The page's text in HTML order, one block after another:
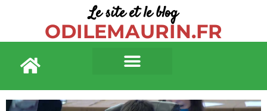
Le site et le blog
ODILEMAURIN.FR